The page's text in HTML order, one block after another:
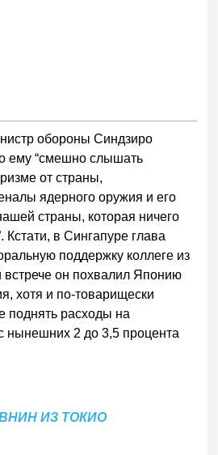
обороны Синдзиро
ему “смешно слышать
от страны,
ядерного оружия и его
страны, которая ничего
Кстати, в Сингапуре глава
поддержку коллеге из
встрече он похвалил Японию
хотя и по-товарищески
поднять расходы на
нынешних 2 до 3,5 процента
ИЗ ТОКИО